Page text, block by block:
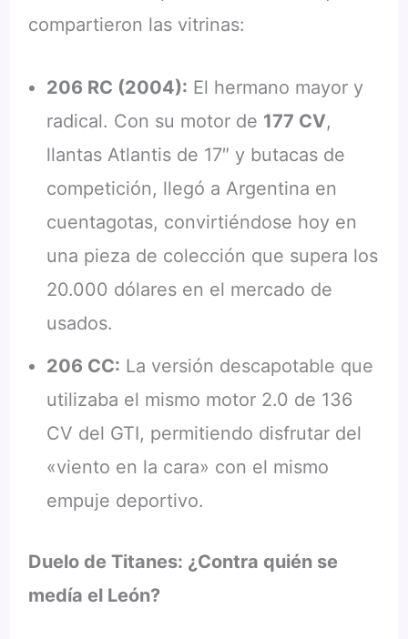
compartieron las vitrinas:
206 RC (2004): El hermano mayor y
radical. Con su motor de 177 CV,
llantas Atlantis de 17″ y butacas de
competición, llegó a Argentina en
cuentagotas, convirtiéndose hoy en
una pieza de colección que supera los
20.000 dólares en el mercado de
usados.
206 CC: La versión descapotable que
utilizaba el mismo motor 2.0 de 136
CV del GTI, permitiendo disfrutar del
«viento en la cara» con el mismo
empuje deportivo.
Duelo de Titanes: ¿Contra quién se
medía el León?